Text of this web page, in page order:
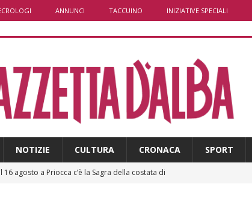
ANNUNCI TACCUINO INIZIATIVE SPECIALI
NOTIZIE CULTURA CRONACA SPORT
16 agosto a Priocca c’è la Sagra della costata di